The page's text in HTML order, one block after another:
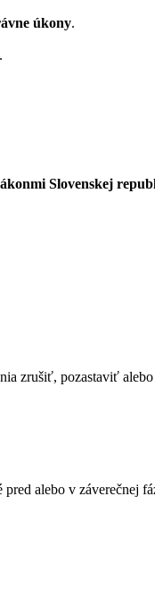
úkony.
Slovenskej
zrušiť, pozastaviť
alebo v záverečnej